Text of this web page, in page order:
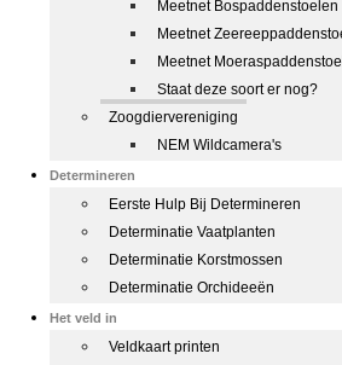
Meetnet Bospaddenstoelen
Meetnet
Meetnet
Staat deze soort er nog?
Zoogdiervereniging
NEM Wildcamera's
Determineren
Eerste Hulp Bij Determineren
Determinatie Vaatplanten
Determinatie Korstmossen
Determinatie Orchideeën
Het veld in
Veldkaart printen